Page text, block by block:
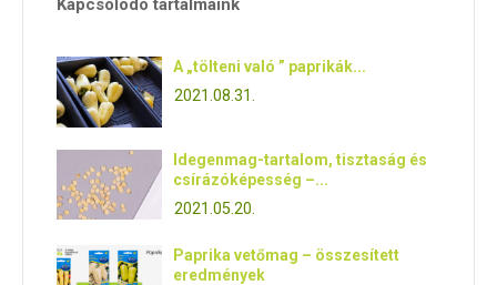
Kapcsolódó tartalmaink
A „tölteni való ” paprikák...
2021.08.31.
Idegenmag-tartalom, tisztaság és
csírázóképesség –...
2021.05.20.
Paprika vetőmag – összesített
eredmények